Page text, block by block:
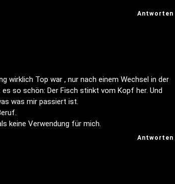
Antworten
wirklich Top war , nur nach einem Wechsel in der
so schön: Der Fisch stinkt vom Kopf her. Und
was mir passiert ist.
keine Verwendung für mich.
Antworten